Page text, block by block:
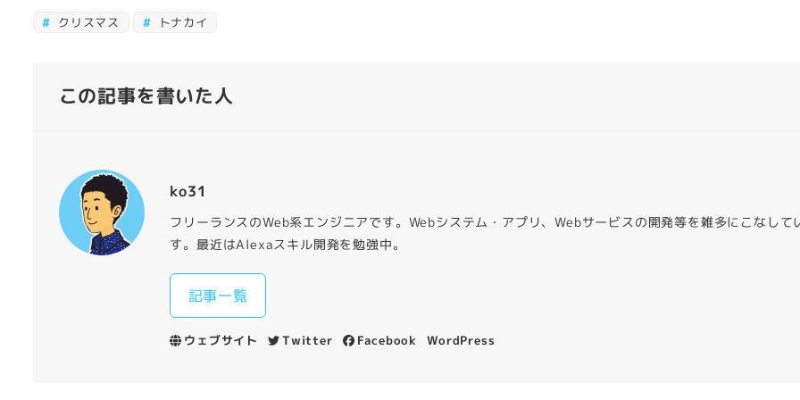
クリスマス トナカイ
この記事を書いた人
ko31
フリーランスのWeb系エンジニアです。Webシステム・アプリ、Webサービスの開発等を雑多にこなして
す。最近はAlexaスキル開発を勉強中。
記事一覧
ウェブサイト Twitter Facebook WordPress